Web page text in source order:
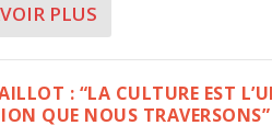
PLUS
: “LA CULTURE EST
QUE NOUS TRAVERSONS”